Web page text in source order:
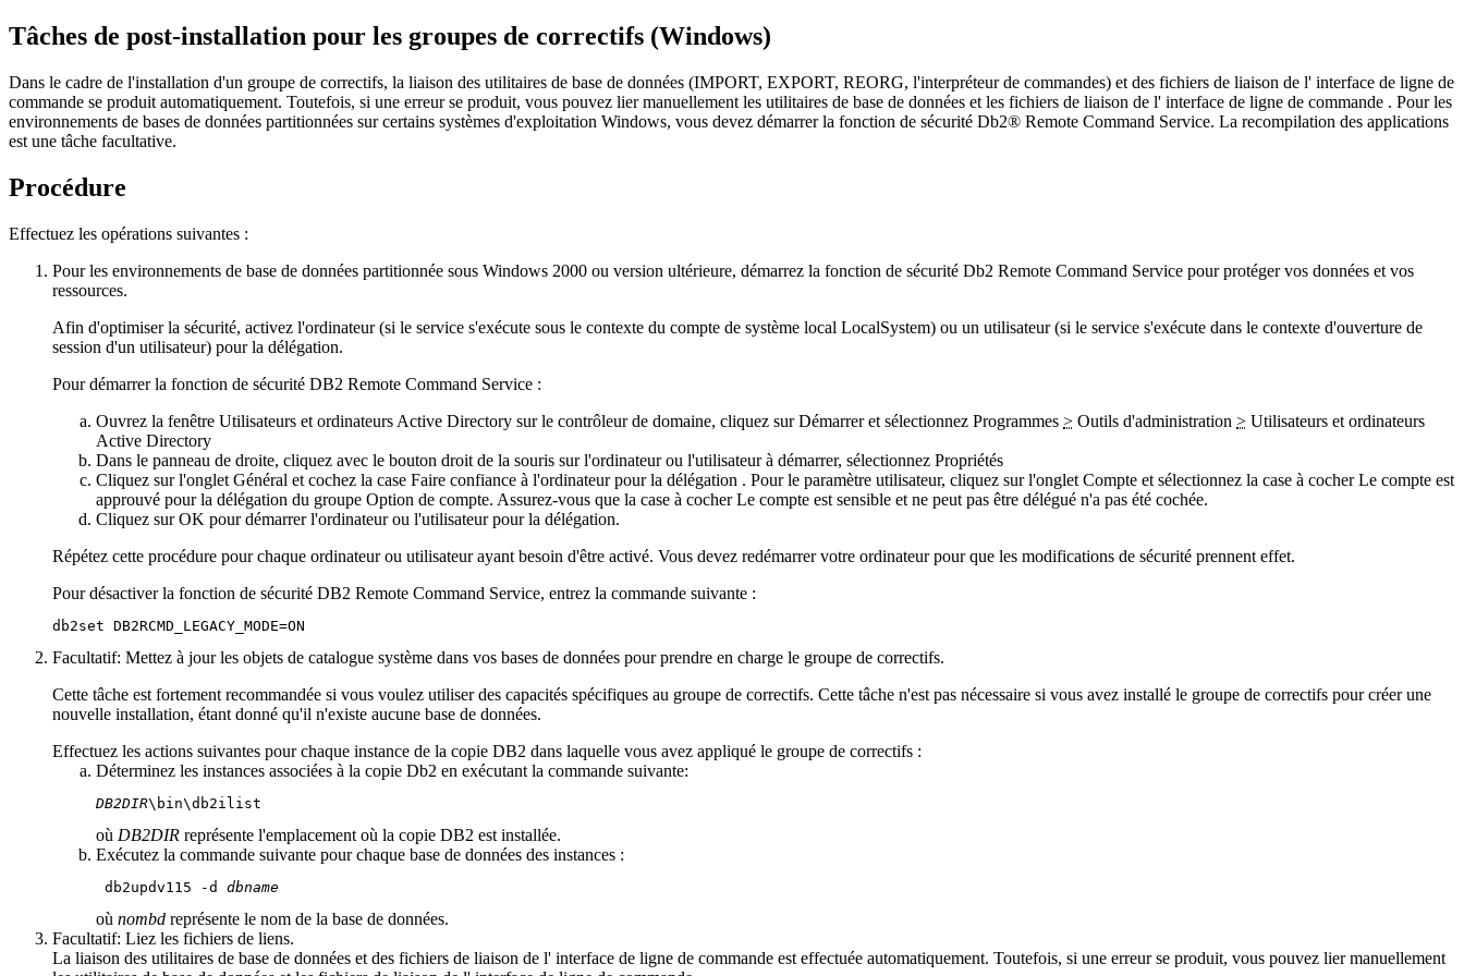
Tâches de post-installation pour les groupes de correctifs (Windows)
Dans le cadre de l'installation d'un groupe de correctifs, la liaison des utilitaires de base de données (IMPORT, EXPORT, REORG, l'interpréteur de commandes) et des fichiers de liaison de l' interface de ligne de
commande se produit automatiquement. Toutefois, si une erreur se produit, vous pouvez lier manuellement les utilitaires de base de données et les fichiers de liaison de l' interface de ligne de commande . Pour les
environnements de bases de données partitionnées sur certains systèmes d'exploitation Windows, vous devez démarrer la fonction de sécurité Db2® Remote Command Service. La recompilation des applications
est une tâche facultative.
Procédure
Effectuez les opérations suivantes :
Pour les environnements de base de données partitionnée sous Windows 2000 ou version ultérieure, démarrez la fonction de sécurité Db2 Remote Command Service pour protéger vos données et vos
ressources.
Afin d'optimiser la sécurité, activez l'ordinateur (si le service s'exécute sous le contexte du compte de système local LocalSystem) ou un utilisateur (si le service s'exécute dans le contexte d'ouverture de
session d'un utilisateur) pour la délégation.
Pour démarrer la fonction de sécurité DB2 Remote Command Service :
Ouvrez la fenêtre Utilisateurs et ordinateurs Active Directory sur le contrôleur de domaine, cliquez surDémarreret sélectionnez Programmes > Outils d'administration > Utilisateurs et ordinateurs
Active Directory
Dans le panneau de droite, cliquez avec le bouton droit de la souris sur l'ordinateur ou l'utilisateur à démarrer, sélectionnez Propriétés
Cliquez sur l'onglet Général et cochez la case Faire confiance à l'ordinateur pour la délégation . Pour le paramètre utilisateur, cliquez sur l'onglet Compte et sélectionnez la case à cocherLe compte est
approuvé pour la délégation du groupe Option de compte. Assurez-vous que la case à cocherLe compte est sensible et ne peut pas être délégué n'a pas été cochée.
Cliquez surOK pour démarrer l'ordinateur ou l'utilisateur pour la délégation.
Répétez cette procédure pour chaque ordinateur ou utilisateur ayant besoin d'être activé. Vous devez redémarrer votre ordinateur pour que les modifications de sécurité prennent effet.
Pour désactiver la fonction de sécurité DB2 Remote Command Service, entrez la commande suivante :
db2set DB2RCMD_LEGACY_MODE=ON
Facultatif: Mettez à jour les objets de catalogue système dans vos bases de données pour prendre en charge le groupe de correctifs.
Cette tâche est fortement recommandée si vous voulez utiliser des capacités spécifiques au groupe de correctifs. Cette tâche n'est pas nécessaire si vous avez installé le groupe de correctifs pour créer une
nouvelle installation, étant donné qu'il n'existe aucune base de données.
Effectuez les actions suivantes pour chaque instance de la copie DB2 dans laquelle vous avez appliqué le groupe de correctifs :
Déterminez les instances associées à la copie Db2 en exécutant la commande suivante:
DB2DIR\bin\db2ilist
où DB2DIR représente l'emplacement où la copie DB2 est installée.
Exécutez la commande suivante pour chaque base de données des instances :
db2updv115 -d dbname
où nombd représente le nom de la base de données.
Facultatif: Liez les fichiers de liens.
La liaison des utilitaires de base de données et des fichiers de liaison de l' interface de ligne de commande est effectuée automatiquement. Toutefois, si une erreur se produit, vous pouvez lier manuellement